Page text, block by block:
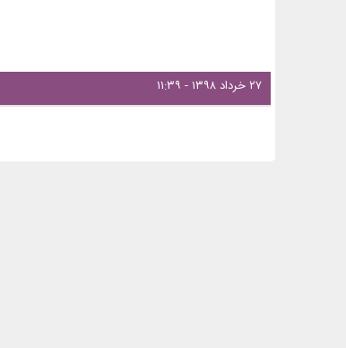
۲۷ خرداد ۱۳۹۸ - ۱۱:۳۹